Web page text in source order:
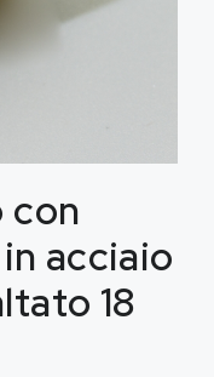
con
acciaio
18